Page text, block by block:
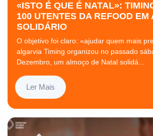
«ISTO É QUE É NATAL»:
100 UTENTES DA REFOOD EM
SOLIDÁRIO
O objetivo foi claro: «ajudar quem mais
algarvia Timing organizou no passado
Dezembro, um almoço de Natal solidá...
Ler Mais